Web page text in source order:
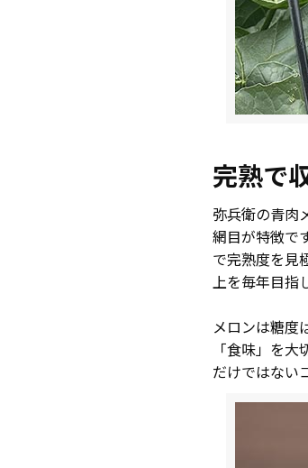
完熟で
弥兵衛の青肉
網目が特徴で
で完熟度を見
上を毎年目指
メロンは糖度
「食味」を
だけではない